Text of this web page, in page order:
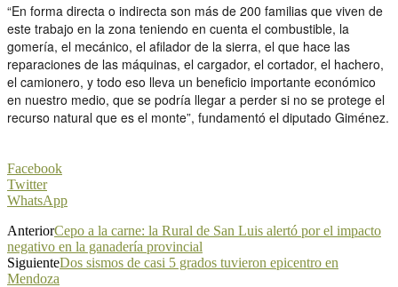
“En forma directa o indirecta son más de 200 familias que viven de
este trabajo en la zona teniendo en cuenta el combustible, la
gomería, el mecánico, el afilador de la sierra, el que hace las
reparaciones de las máquinas, el cargador, el cortador, el hachero,
el camionero, y todo eso lleva un beneficio importante económico
en nuestro medio, que se podría llegar a perder si no se protege el
recurso natural que es el monte”, fundamentó el diputado Giménez.
Facebook
Twitter
WhatsApp
AnteriorCepo a la carne: la Rural de San Luis alertó por el impacto
negativo en la ganadería provincial
SiguienteDos sismos de casi 5 grados tuvieron epicentro en
Mendoza